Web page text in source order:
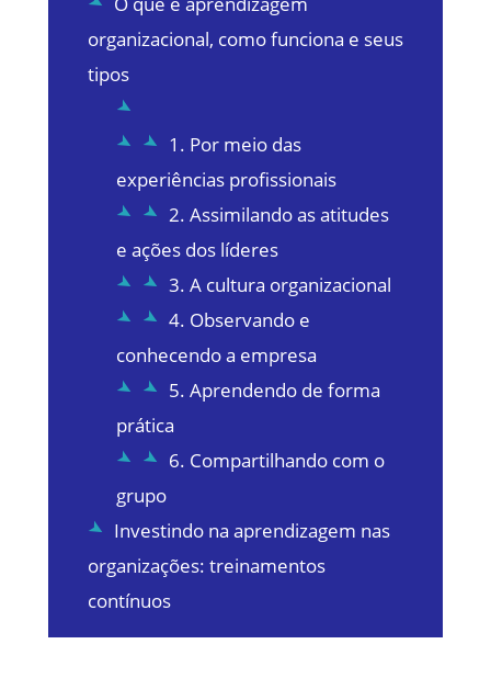
organizacional, como funciona e seus
tipos
1. Por meio das
experiências profissionais
2. Assimilando as atitudes
e ações dos líderes
3. A cultura organizacional
4. Observando e
conhecendo a empresa
5. Aprendendo de forma
prática
6. Compartilhando com o
grupo
Investindo na aprendizagem nas
organizações: treinamentos
contínuos